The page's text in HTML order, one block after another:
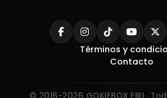
Términos y
Contacto